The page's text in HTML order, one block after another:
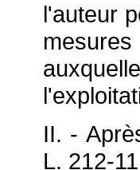
l'auteur
II. -
L. 212-